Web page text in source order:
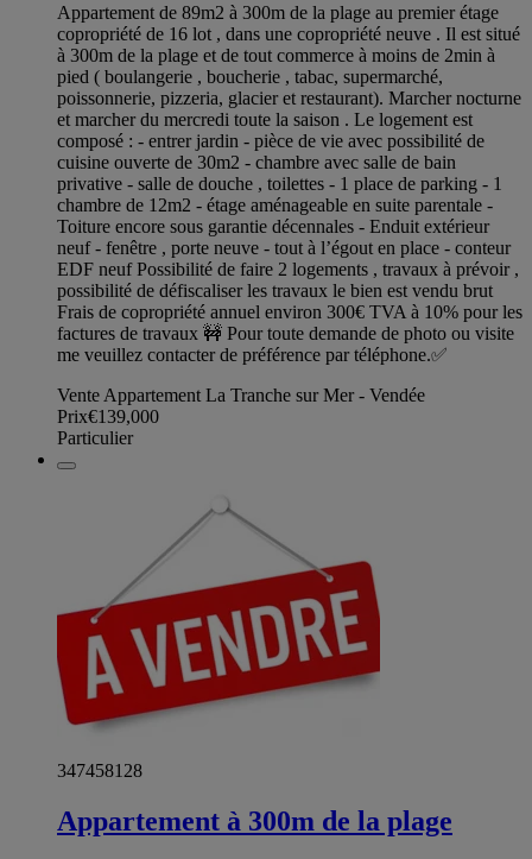
Appartement de 89m2 à 300m de la plage au premier étage
copropriété de 16 lot , dans une copropriété neuve . Il est situé
à 300m de la plage et de tout commerce à moins de 2min à
pied ( boulangerie , boucherie , tabac, supermarché,
poissonnerie, pizzeria, glacier et restaurant). Marcher nocturne
et marcher du mercredi toute la saison . Le logement est
composé : - entrer jardin - pièce de vie avec possibilité de
cuisine ouverte de 30m2 - chambre avec salle de bain
privative - salle de douche , toilettes - 1 place de parking - 1
chambre de 12m2 - étage aménageable en suite parentale -
Toiture encore sous garantie décennales - Enduit extérieur
neuf - fenêtre , porte neuve - tout à l’égout en place - conteur
EDF neuf Possibilité de faire 2 logements , travaux à prévoir ,
possibilité de défiscaliser les travaux le bien est vendu brut
Frais de copropriété annuel environ 300€ TVA à 10% pour les
factures de travaux 🚧 Pour toute demande de photo ou visite
me veuillez contacter de préférence par téléphone.✅
Vente Appartement La Tranche sur Mer - Vendée
Prix€139,000
Particulier
347458128
Appartement à 300m de la plage